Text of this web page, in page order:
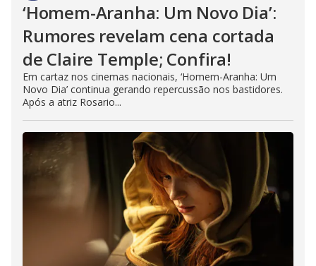
‘Homem-Aranha: Um Novo Dia’:
Rumores revelam cena cortada
de Claire Temple; Confira!
Em cartaz nos cinemas nacionais, ‘Homem-Aranha: Um
Novo Dia’ continua gerando repercussão nos bastidores.
Após a atriz Rosario...